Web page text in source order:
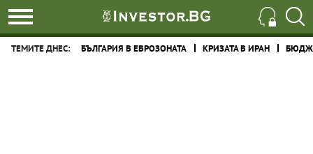
ТЕМИТЕ ДНЕС: БЪЛГАРИЯ В ЕВРОЗОНАТА КРИЗАТА В ИРАН